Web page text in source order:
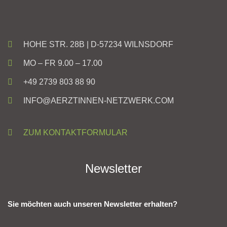
HOHE STR. 28B | D-57234 WILNSDORF
MO – FR 9.00 – 17.00
+49 2739 803 88 90
INFO@AERZTINNEN-NETZWERK.COM
ZUM KONTAKTFORMULAR
Newsletter
Sie möchten auch unseren Newsletter erhalten?